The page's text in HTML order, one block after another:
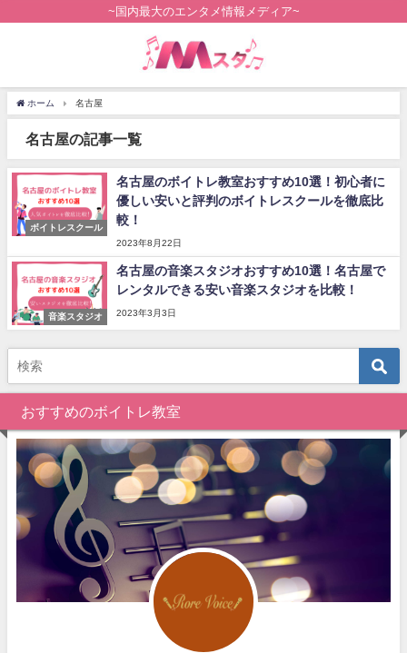
~国内最大のエンタメ情報メディア~
ホーム 名古屋
名古屋の記事一覧
ボイトレスクール
名古屋のボイトレ教室おすすめ10選！初心者に
優しい安いと評判のボイトレスクールを徹底比
較！
2023年8月22日
音楽スタジオ
名古屋の音楽スタジオおすすめ10選！名古屋で
レンタルできる安い音楽スタジオを比較！
2023年3月3日
おすすめのボイトレ教室